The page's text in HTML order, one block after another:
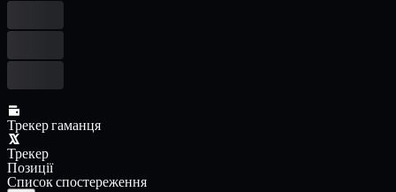
Трекер гаманця
Трекер
Позиції
Список спостереження